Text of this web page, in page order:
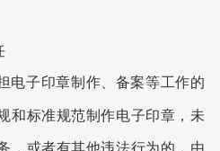
电子印章制作、备案等工作的
和标准规范制作电子印章，未
，或者有其他违法行为的，由